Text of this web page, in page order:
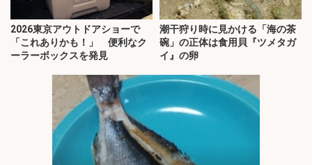
2026東京アウトドアショーで
「これありかも！」 便利なク
ーラーボックスを発見
潮干狩り時に見かける「海の茶
碗」の正体は食用貝『ツメタガ
イ』の卵